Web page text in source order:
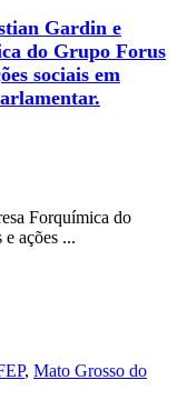
Gardin e
do Grupo Forus
sociais em
Forquímica do
ações ...
, Mato Grosso do